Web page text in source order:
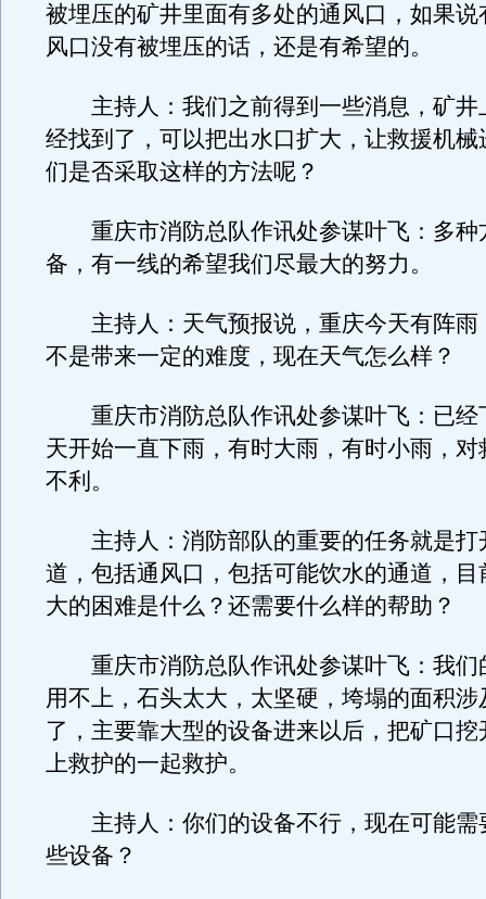
被埋压的矿井里面有多处的通风口，如果说
风口没有被埋压的话，还是有希望的。
主持人：我们之前得到一些消息，矿井
经找到了，可以把出水口扩大，让救援机械
们是否采取这样的方法呢？
重庆市消防总队作讯处参谋叶飞：多种
备，有一线的希望我们尽最大的努力。
主持人：天气预报说，重庆今天有阵雨
不是带来一定的难度，现在天气怎么样？
重庆市消防总队作讯处参谋叶飞：已经
天开始一直下雨，有时大雨，有时小雨，对
不利。
主持人：消防部队的重要的任务就是打
道，包括通风口，包括可能饮水的通道，目
大的困难是什么？还需要什么样的帮助？
重庆市消防总队作讯处参谋叶飞：我们
用不上，石头太大，太坚硬，垮塌的面积
了，主要靠大型的设备进来以后，把矿口挖
上救护的一起救护。
主持人：你们的设备不行，现在可能需
些设备？